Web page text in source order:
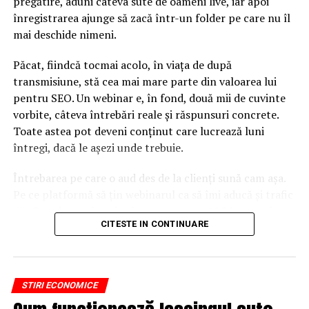
înregistrarea ajunge să zacă într-un folder pe care nu îl
mai deschide nimeni.
Păcat, fiindcă tocmai acolo, în viața de după
transmisiune, stă cea mai mare parte din valoarea lui
pentru SEO. Un webinar e, în fond, două mii de cuvinte
vorbite, câteva întrebări reale și răspunsuri concrete.
Toate astea pot deveni conținut care lucrează luni
întregi, dacă le așezi unde trebuie.
Întrebarea pe care o aud des de la clienți sună cam așa.
din Google, nu doar lead-uri pe moment? Răspunsul
scurt e că platforma contează, dar nu în felul în care
Nu cel mai tare software câștigă, ci acela care îți lasă
conținutul liber, indexabil și ușor de reutilizat. Hai să o
CITESTE IN CONTINUARE
STIRI ECONOMICE